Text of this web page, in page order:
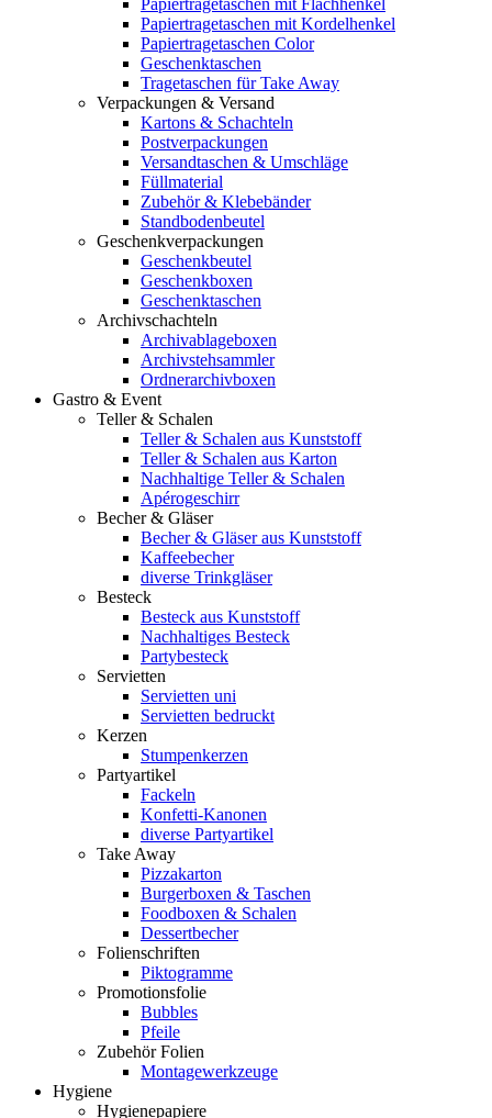
Papiertragetaschen mit Flachhenkel
Papiertragetaschen mit Kordelhenkel
Papiertragetaschen Color
Geschenktaschen
Tragetaschen für Take Away
Verpackungen & Versand
Kartons & Schachteln
Postverpackungen
Versandtaschen & Umschläge
Füllmaterial
Zubehör & Klebebänder
Standbodenbeutel
Geschenkverpackungen
Geschenkbeutel
Geschenkboxen
Geschenktaschen
Archivschachteln
Archivablageboxen
Archivstehsammler
Ordnerarchivboxen
Gastro & Event
Teller & Schalen
Teller & Schalen aus Kunststoff
Teller & Schalen aus Karton
Nachhaltige Teller & Schalen
Apérogeschirr
Becher & Gläser
Becher & Gläser aus Kunststoff
Kaffeebecher
diverse Trinkgläser
Besteck
Besteck aus Kunststoff
Nachhaltiges Besteck
Partybesteck
Servietten
Servietten uni
Servietten bedruckt
Kerzen
Stumpenkerzen
Partyartikel
Fackeln
Konfetti-Kanonen
diverse Partyartikel
Take Away
Pizzakarton
Burgerboxen & Taschen
Foodboxen & Schalen
Dessertbecher
Folienschriften
Piktogramme
Promotionsfolie
Bubbles
Pfeile
Zubehör Folien
Montagewerkzeuge
Hygiene
Hygienepapiere